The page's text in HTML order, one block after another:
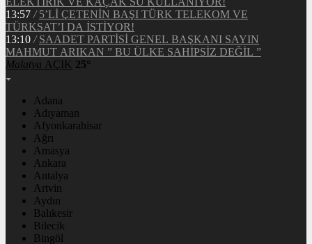
13:57 / 5’Lİ ÇETENİN BAŞI TÜRK TELEKOM VE
TÜRKSAT’I DA İSTİYOR!
13:10 / SAADET PARTİSİ GENEL BAŞKANI SAYIN
MAHMUT ARIKAN ” BU ÜLKE SAHİPSİZ DEĞİL ”
Malatya AÇIK 25°
Adana
Adıyaman
Afyonkarahisar
Ağrı
Amasya
Ankara
Antalya
Artvin
Aydın
Balıkesir
Bilecik
Bingöl